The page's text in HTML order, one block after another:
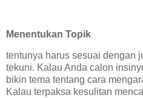
Menentukan Topik
tentunya harus sesuai dengan
tekuni. Kalau Anda calon
bikin tema tentang cara
Kalau terpaksa kesulitan